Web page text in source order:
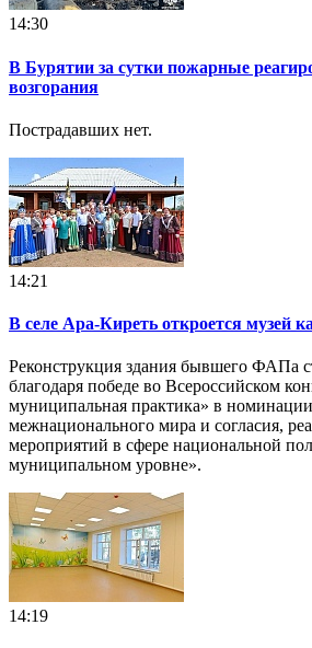
14:30
В Бурятии за сутки пожарные
возгорания
Пострадавших нет.
14:21
В селе Ара-Киреть откроется музей
Реконструкция здания бывшего ФАПа
благодаря победе во Всероссийском
муниципальная практика» в
межнационального мира и согласия,
мероприятий в сфере национальной
муниципальном уровне».
14:19